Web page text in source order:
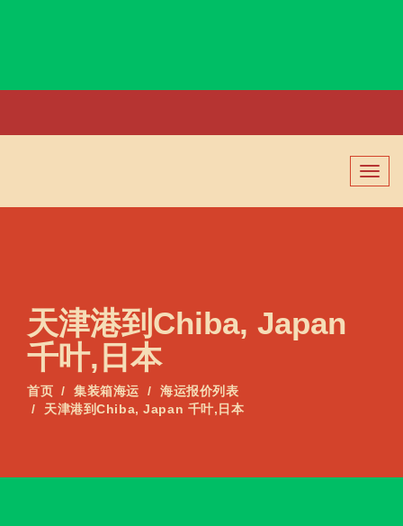
切
换
导
天津港到Chiba, Japan
千叶,日本
首页 集装箱海运
海运报价列表
天津港到Chiba, Japan 千叶,日本